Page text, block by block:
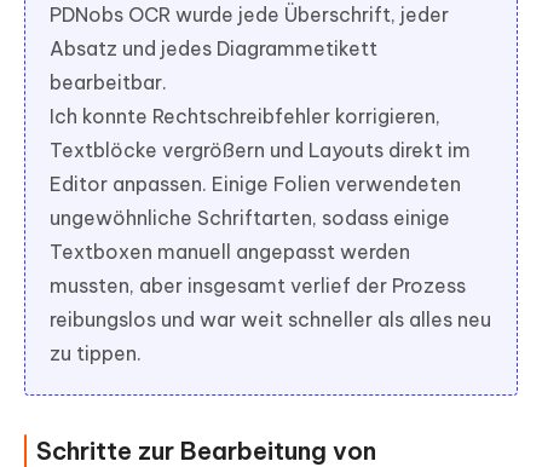
PDNobs OCR wurde jede Überschrift, jeder
Absatz und jedes Diagrammetikett
bearbeitbar.
Ich konnte Rechtschreibfehler korrigieren,
Textblöcke vergrößern und Layouts direkt im
Editor anpassen. Einige Folien verwendeten
ungewöhnliche Schriftarten, sodass einige
Textboxen manuell angepasst werden
mussten, aber insgesamt verlief der Prozess
reibungslos und war weit schneller als alles neu
zu tippen.
Schritte zur Bearbeitung von